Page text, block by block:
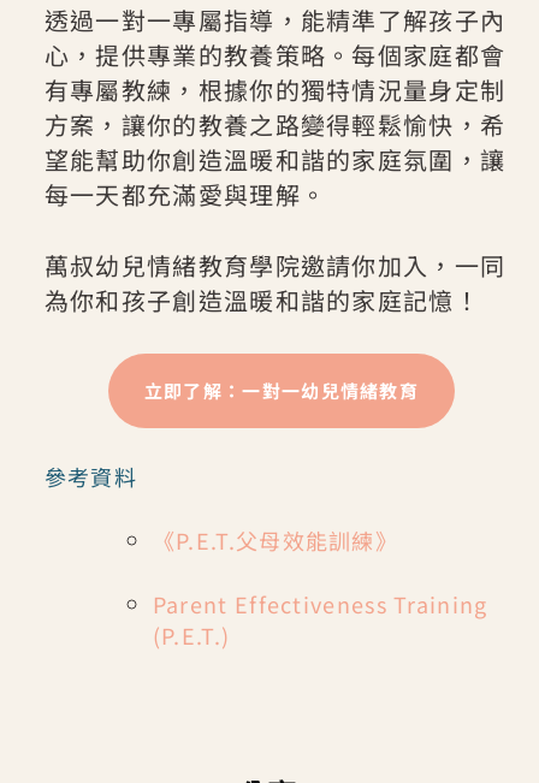
透過一對一專屬指導，能精準了解孩子內
心，提供專業的教養策略。每個家庭都會
有專屬教練，根據你的獨特情況量身定制
方案，讓你的教養之路變得輕鬆愉快，希
望能幫助你創造溫暖和諧的家庭氛圍，讓
每一天都充滿愛與理解。
萬叔幼兒情緒教育學院邀請你加入，一同
為你和孩子創造溫暖和諧的家庭記憶！
立即了解：一對一幼兒情緒教育
參考資料
《P.E.T.父母效能訓練》
Parent Effectiveness Training
(P.E.T.)